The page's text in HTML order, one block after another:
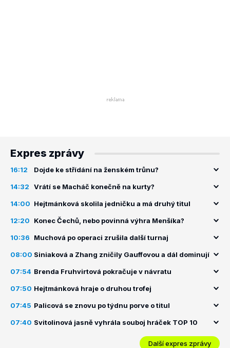
Expres zprávy
16:12 Dojde ke střídání na ženském trůnu?
14:32 Vrátí se Macháč konečně na kurty?
14:00 Hejtmánková skolila jedničku a má druhý titul
12:20 Konec Čechů, nebo povinná výhra Menšíka?
10:36 Muchová po operaci zrušila další turnaj
08:00 Siniaková a Zhang zničily Gauffovou a dál dominují
07:54 Brenda Fruhvirtová pokračuje v návratu
07:50 Hejtmánková hraje o druhou trofej
07:45 Palicová se znovu po týdnu porve o titul
07:40 Svitolinová jasně vyhrála souboj hráček TOP 10
Další expres zprávy